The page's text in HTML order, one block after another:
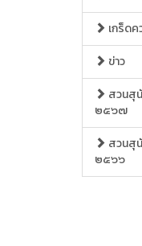
เกร็ดค
ข่าว
สวนสุ
๒๕๖๗
สวนสุ
๒๕๖๖